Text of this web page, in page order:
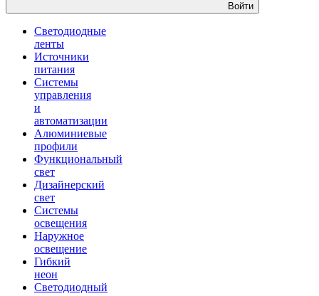
Войти
Светодиодные
ленты
Источники
питания
Системы
управления
и
автоматизации
Алюминиевые
профили
Функциональный
свет
Дизайнерский
свет
Системы
освещения
Наружное
освещение
Гибкий
неон
Светодиодный